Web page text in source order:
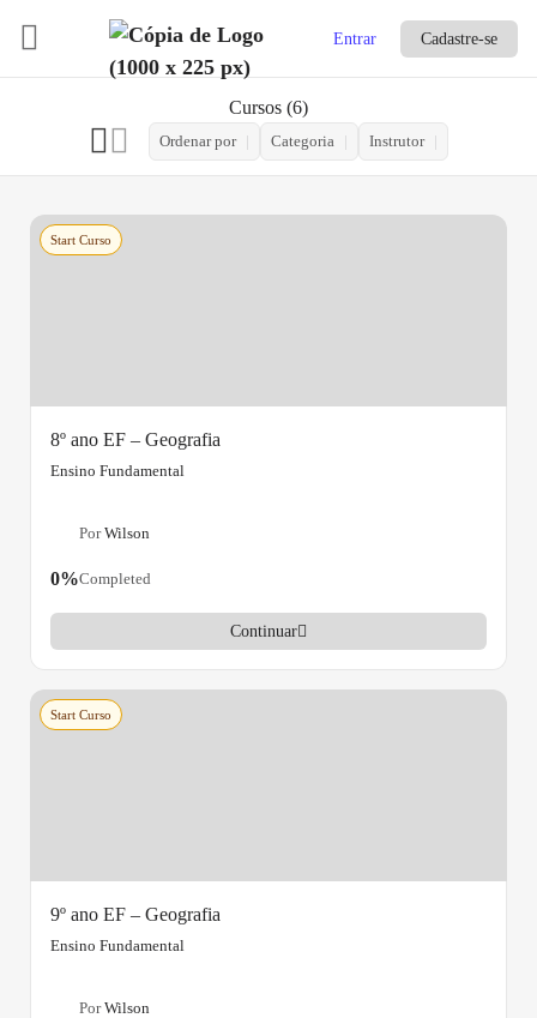
Entrar Cadastre-se
Cursos 6
Ordenar por Categoria Instrutor
Start Curso
8º ano EF – Geografia
Ensino Fundamental
PorWilson
0%Completed
Continuar
Start Curso
9º ano EF – Geografia
Ensino Fundamental
PorWilson